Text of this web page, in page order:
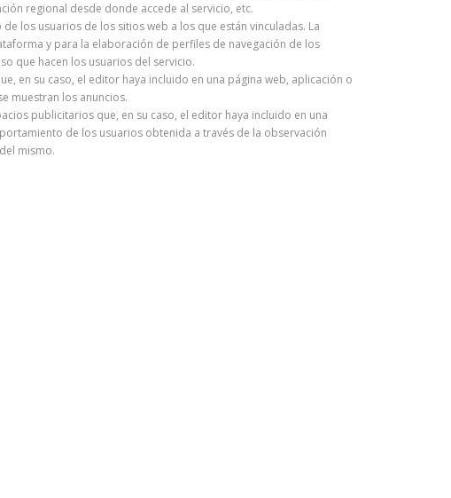
regional desde donde accede al servicio, etc.
los usuarios de los sitios web a los que están vinculadas. La
y para la elaboración de perfiles de navegación de los
que hacen los usuarios del servicio.
en su caso, el editor haya incluido en una página web, aplicación o
muestran los anuncios.
publicitarios que, en su caso, el editor haya incluido en una
de los usuarios obtenida a través de la observación
mismo.